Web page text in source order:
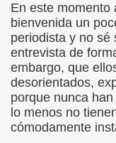
En este momento
bienvenida un
periodista y no sé
entrevista de
embargo, que
desorientados,
porque nunca
lo menos no
cómodamente
150è Aniversari
Maestro (F.
Vicente (F.
Paz)